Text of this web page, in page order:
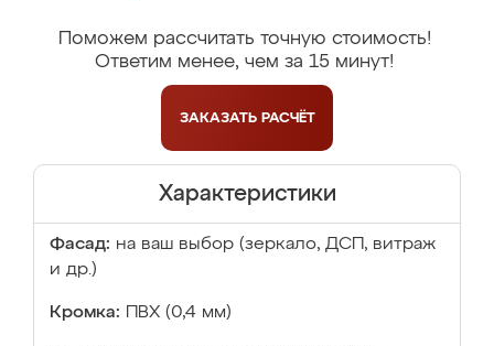
Поможем рассчитать точную стоимость!
Ответим менее, чем за 15 минут!
ЗАКАЗАТЬ РАСЧЁТ
Характеристики
Фасад: на ваш выбор (зеркало, ДСП, витраж
и др.)
Кромка: ПВХ (0,4 мм)